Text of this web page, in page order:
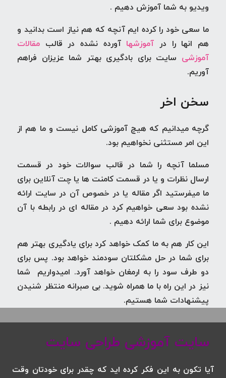
ویدیو به شما آموزش دهیم .
ما سعی خود را کرده ایم آنچه که هم نیاز است بدانید و
هم انها را در آموزشها آورده نشده در قالب مقالات
آموزشی سایت برای بادگیری بهتر شما عزیزان فراهم
آوریم.
سخن اخر
گرچه میدانیم که هیچ آموزشی کامل نیست و ما هم از
این امر مستثنی نخواهیم بود.
مسلما آنچه را شما در قالب سوالات خود در قسمت
ارسال نظرات و یا در قسمت کامنت ها یا چت آنلاین برای
ما میفرستید اگرمقاله یا در خصوص آن در سایت ارائه
نشده بود سعی خواهیم کرد درمقاله ای در رابطه با آن
موضوع برای شما ارائه دهیم .
این کار هم به ما کمک خواهد کرد برای یادگیری بهتر هم
برای شما در حل مشکلتان سودمند خواهد بود. پس برای
دو طرف سود را به ارمغان خواهد آورد. امیدواریم شما
نیز در این راه با ما همراه شوید. بی صبرانه منتظر شنیدن
پیشنهادات شما هستیم.
سایت آموزشی طراحی سایت
آیا تکون به این فکر کرده اید که چقدر برای خودتان وقت